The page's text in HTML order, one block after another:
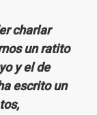
charlar
un ratito
y el de
escrito un